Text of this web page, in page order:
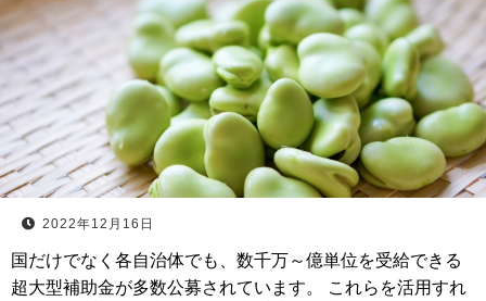
2022年12月16日
国だけでなく各自治体でも、数千万～億単位を受給できる
超大型補助金が多数公募されています。 これらを活用すれ